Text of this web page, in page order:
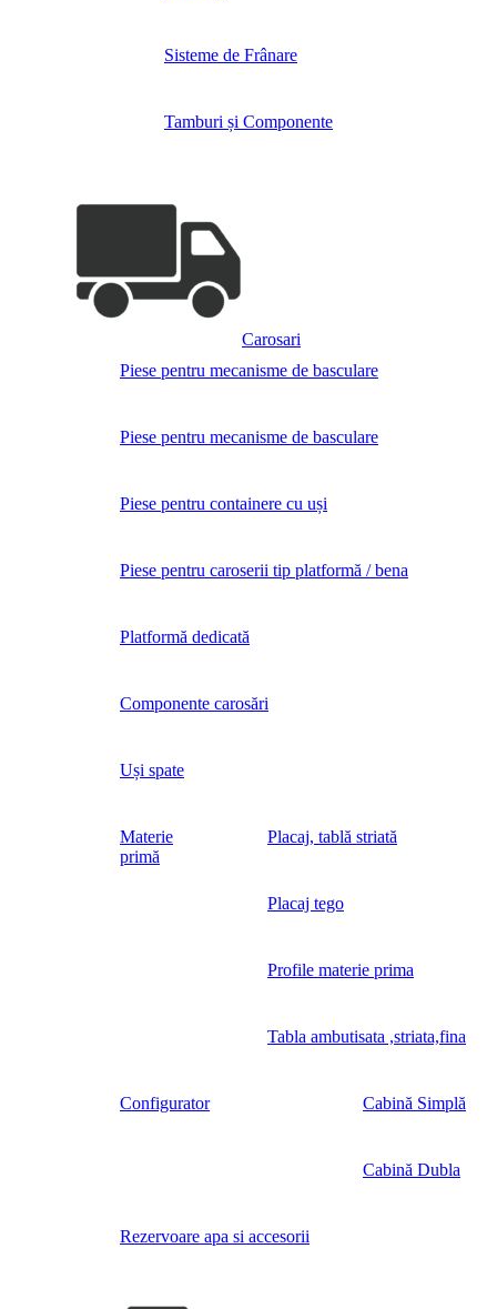
Sisteme de Frânare
Tamburi și Componente
Carosari
Piese pentru mecanisme de basculare
Piese pentru mecanisme de basculare
Piese pentru containere cu uși
Piese pentru caroserii tip platformă / bena
Platformă dedicată
Componente carosări
Uși spate
Materie
primă
Placaj, tablă striată
Placaj tego
Profile materie prima
Tabla ambutisata ,striata,fina
Configurator Cabină Simplă
Cabină Dubla
Rezervoare apa si accesorii